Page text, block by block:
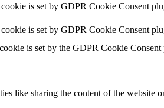
is set by GDPR Cookie Consent
is set by GDPR Cookie Consent
is set by the GDPR Cookie Consent
like sharing the content of the website